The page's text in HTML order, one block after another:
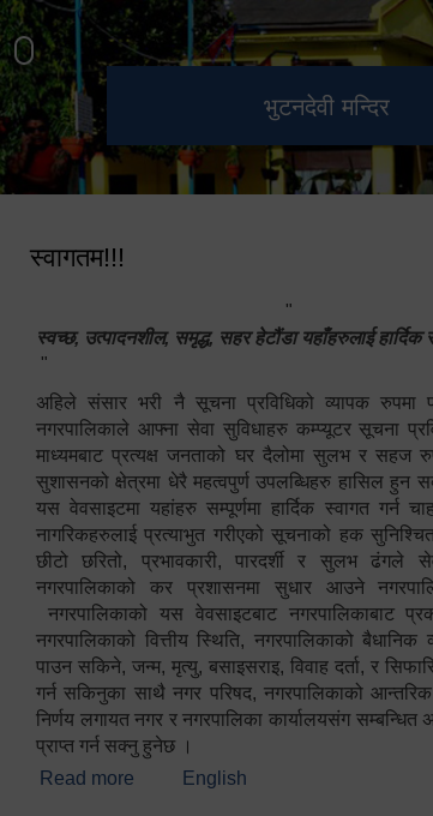
भुटनदेवी मन्दिर
स्मारक
हेटौंडा उपमहानगरपालिका
कार्यपालिकाको कार्यालय
मनकामना डाँडाबाट देखिएको
स्वागतम!!!
"
स्वच्छ, उत्पादनशील, समृद्ध, सहर हेटौंडा यहाँहरुलाई हार्दिक
"
अहिले संसार भरी नै सूचना प्रविधिको व्यापक रुपमा
नगरपालिकाले आफ्ना सेवा सुविधाहरु कम्प्यूटर सूचना
माध्यमबाट प्रत्यक्ष जनताको घर दैलोमा सुलभ र सहज
सुशासनको क्षेत्रमा धेरै महत्वपुर्ण उपलब्धिहरु हासिल हुन
यस वेवसाइटमा यहांहरु सम्पूर्णमा हार्दिक स्वागत गर्न
नागरिकहरुलाई प्रत्याभुत गरीएको सूचनाको हक
छीटो छरितो, प्रभावकारी, पारदर्शी र सुलभ ढंगले
नगरपालिकाको कर प्रशासनमा सुधार आउने
नगरपालिकाको यस वेवसाइटबाट नगरपालिकाबाट
नगरपालिकाको वित्तीय स्थिति, नगरपालिकाको बैधानिक
पाउन सकिने, जन्म, मृत्यु, बसाइसराइ, विवाह दर्ता, र
गर्न सकिनुका साथै नगर परिषद, नगरपालिकाको
निर्णय लगायत नगर र नगरपालिका कार्यालयसंग सम्बन्धित
प्राप्त गर्न सक्नु हुनेछ ।
Read more about स्वागतम!!!
English